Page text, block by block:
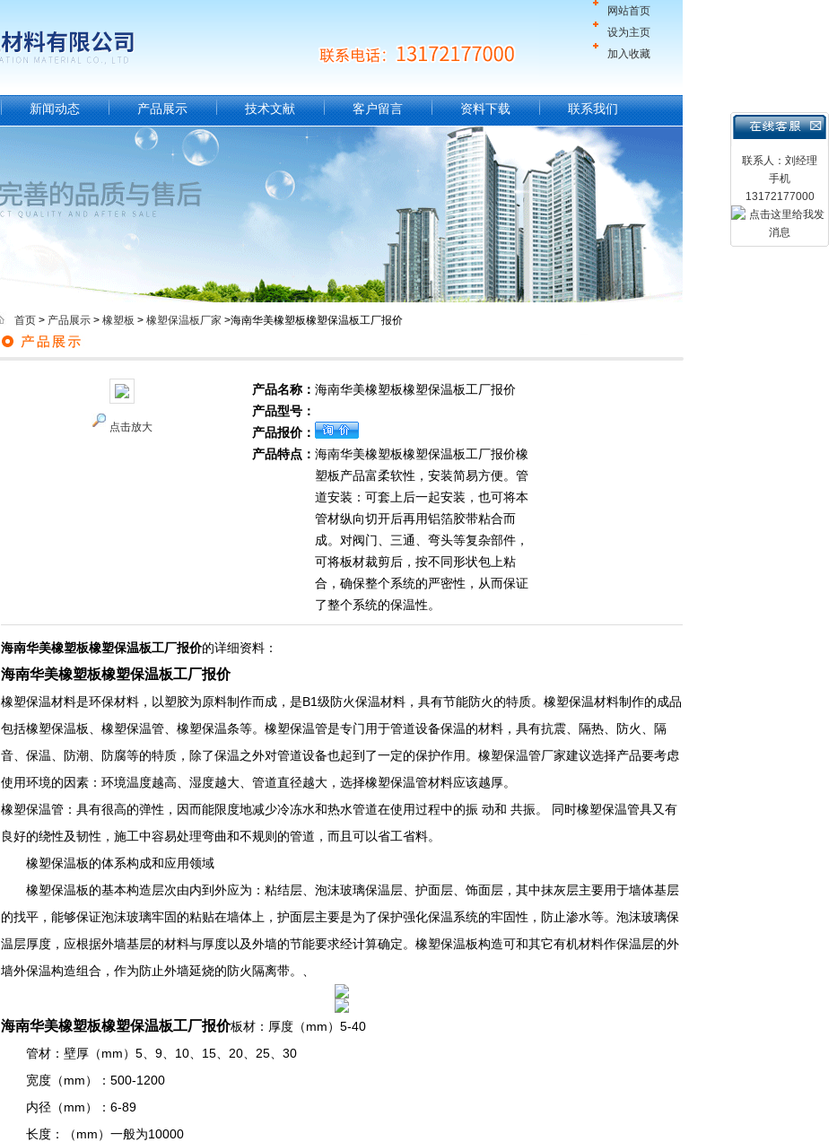
网站首页
设为主页
加入收藏
联系人：刘经理
手机
13172177000
新闻动态 产品展示 技术文献 客户留言 资料下载 联系我们
首页 > 产品展示 > 橡塑板 > 橡塑保温板厂家 >海南华美橡塑板橡塑保温板工厂报价
点击放大
产品名称： 海南华美橡塑板橡塑保温板工厂报价
产品型号：
产品报价：
产品特点： 海南华美橡塑板橡塑保温板工厂报价橡
塑板产品富柔软性，安装简易方便。管
道安装：可套上后一起安装，也可将本
管材纵向切开后再用铝箔胶带粘合而
成。对阀门、三通、弯头等复杂部件，
可将板材裁剪后，按不同形状包上粘
合，确保整个系统的严密性，从而保证
了整个系统的保温性。
海南华美橡塑板橡塑保温板工厂报价的详细资料：
海南华美橡塑板橡塑保温板工厂报价
橡塑保温材料是环保材料，以塑胶为原料制作而成，是B1级防火保温材料，具有节能防火的特质。橡塑保温材料制作的成品
包括橡塑保温板、橡塑保温管、橡塑保温条等。橡塑保温管是专门用于管道设备保温的材料，具有抗震、隔热、防火、隔
音、保温、防潮、防腐等的特质，除了保温之外对管道设备也起到了一定的保护作用。橡塑保温管厂家建议选择产品要考虑
使用环境的因素：环境温度越高、湿度越大、管道直径越大，选择橡塑保温管材料应该越厚。
橡塑保温管：具有很高的弹性，因而能限度地减少冷冻水和热水管道在使用过程中的振 动和 共振。 同时橡塑保温管具又有
良好的绕性及韧性，施工中容易处理弯曲和不规则的管道，而且可以省工省料。
橡塑保温板的体系构成和应用领域
橡塑保温板的基本构造层次由内到外应为：粘结层、泡沫玻璃保温层、护面层、饰面层，其中抹灰层主要用于墙体基层
的找平，能够保证泡沫玻璃牢固的粘贴在墙体上，护面层主要是为了保护强化保温系统的牢固性，防止渗水等。泡沫玻璃保
温层厚度，应根据外墙基层的材料与厚度以及外墙的节能要求经计算确定。橡塑保温板构造可和其它有机材料作保温层的外
墙外保温构造组合，作为防止外墙延烧的防火隔离带。、
海南华美橡塑板橡塑保温板工厂报价板材：厚度（mm）5-40
管材：壁厚（mm）5、9、10、15、20、25、30
宽度（mm）：500-1200
内径（mm）：6-89
长度：（mm）一般为10000